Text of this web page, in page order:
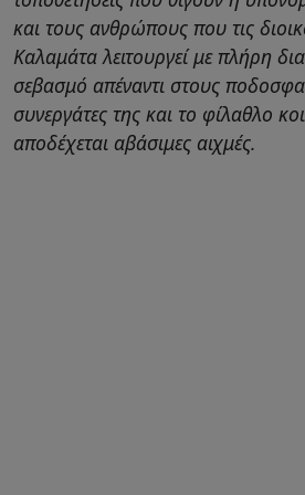
και τους ανθρώπους που τις
Καλαμάτα λειτουργεί με πλήρη
σεβασμό απέναντι στους
συνεργάτες της και το φίλαθλο
αποδέχεται αβάσιμες αιχμές.